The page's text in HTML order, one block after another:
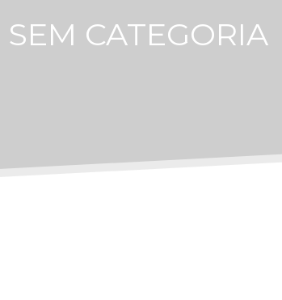
SEM CATEGORIA